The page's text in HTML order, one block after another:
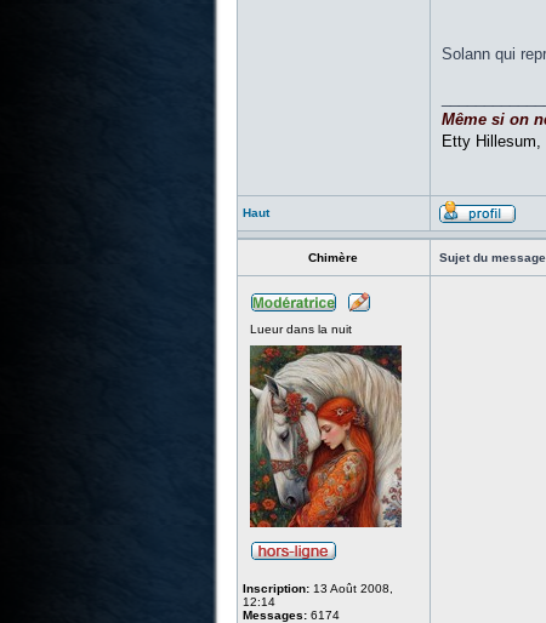
Solann qui
Même si on
Etty Hillesum,
Haut
Chimère Sujet du
Lueur dans la nuit
Inscription:13 Août 2008,
12:14
Messages:6174